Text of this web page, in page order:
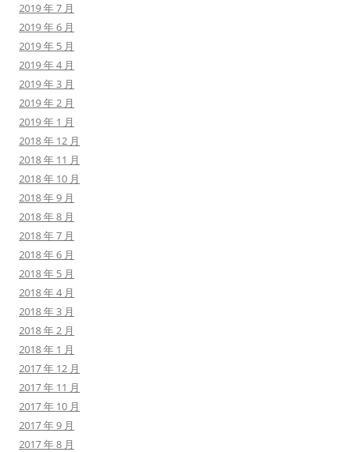
2019 年 7 月
2019 年 6 月
2019 年 5 月
2019 年 4 月
2019 年 3 月
2019 年 2 月
2019 年 1 月
2018 年 12 月
2018 年 11 月
2018 年 10 月
2018 年 9 月
2018 年 8 月
2018 年 7 月
2018 年 6 月
2018 年 5 月
2018 年 4 月
2018 年 3 月
2018 年 2 月
2018 年 1 月
2017 年 12 月
2017 年 11 月
2017 年 10 月
2017 年 9 月
2017 年 8 月